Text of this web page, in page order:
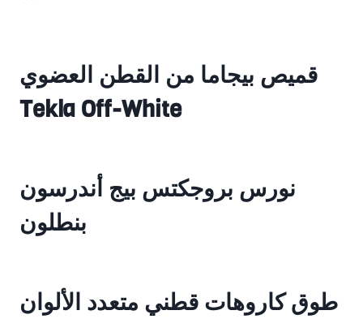
قميص بيجاما من القطن العضوي
Tekla Off-White
نورس بروجكتس بيج أندرسون
بنطلون
طوق كاروهات قطني متعدد الألوان